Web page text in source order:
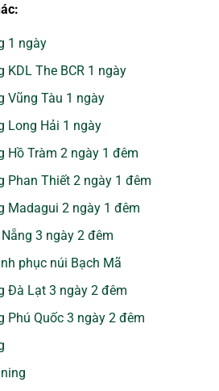
1 ngày
KDL The BCR 1 ngày
Vũng Tàu 1 ngày
Long Hải 1 ngày
Hồ Tràm 2 ngày 1 đêm
Phan Thiết 2 ngày 1 đêm
Madagui 2 ngày 1 đêm
3 ngày 2 đêm
phục núi Bạch Mã
Đà Lạt 3 ngày 2 đêm
Phú Quốc 3 ngày 2 đêm